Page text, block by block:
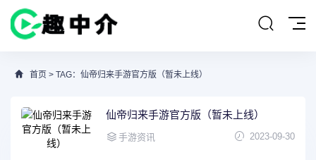
首页 > TAG：仙帝归来手游官方版（暂未上线）
仙帝归来手游官方版（暂未上线）
手游资讯 2023-09-30